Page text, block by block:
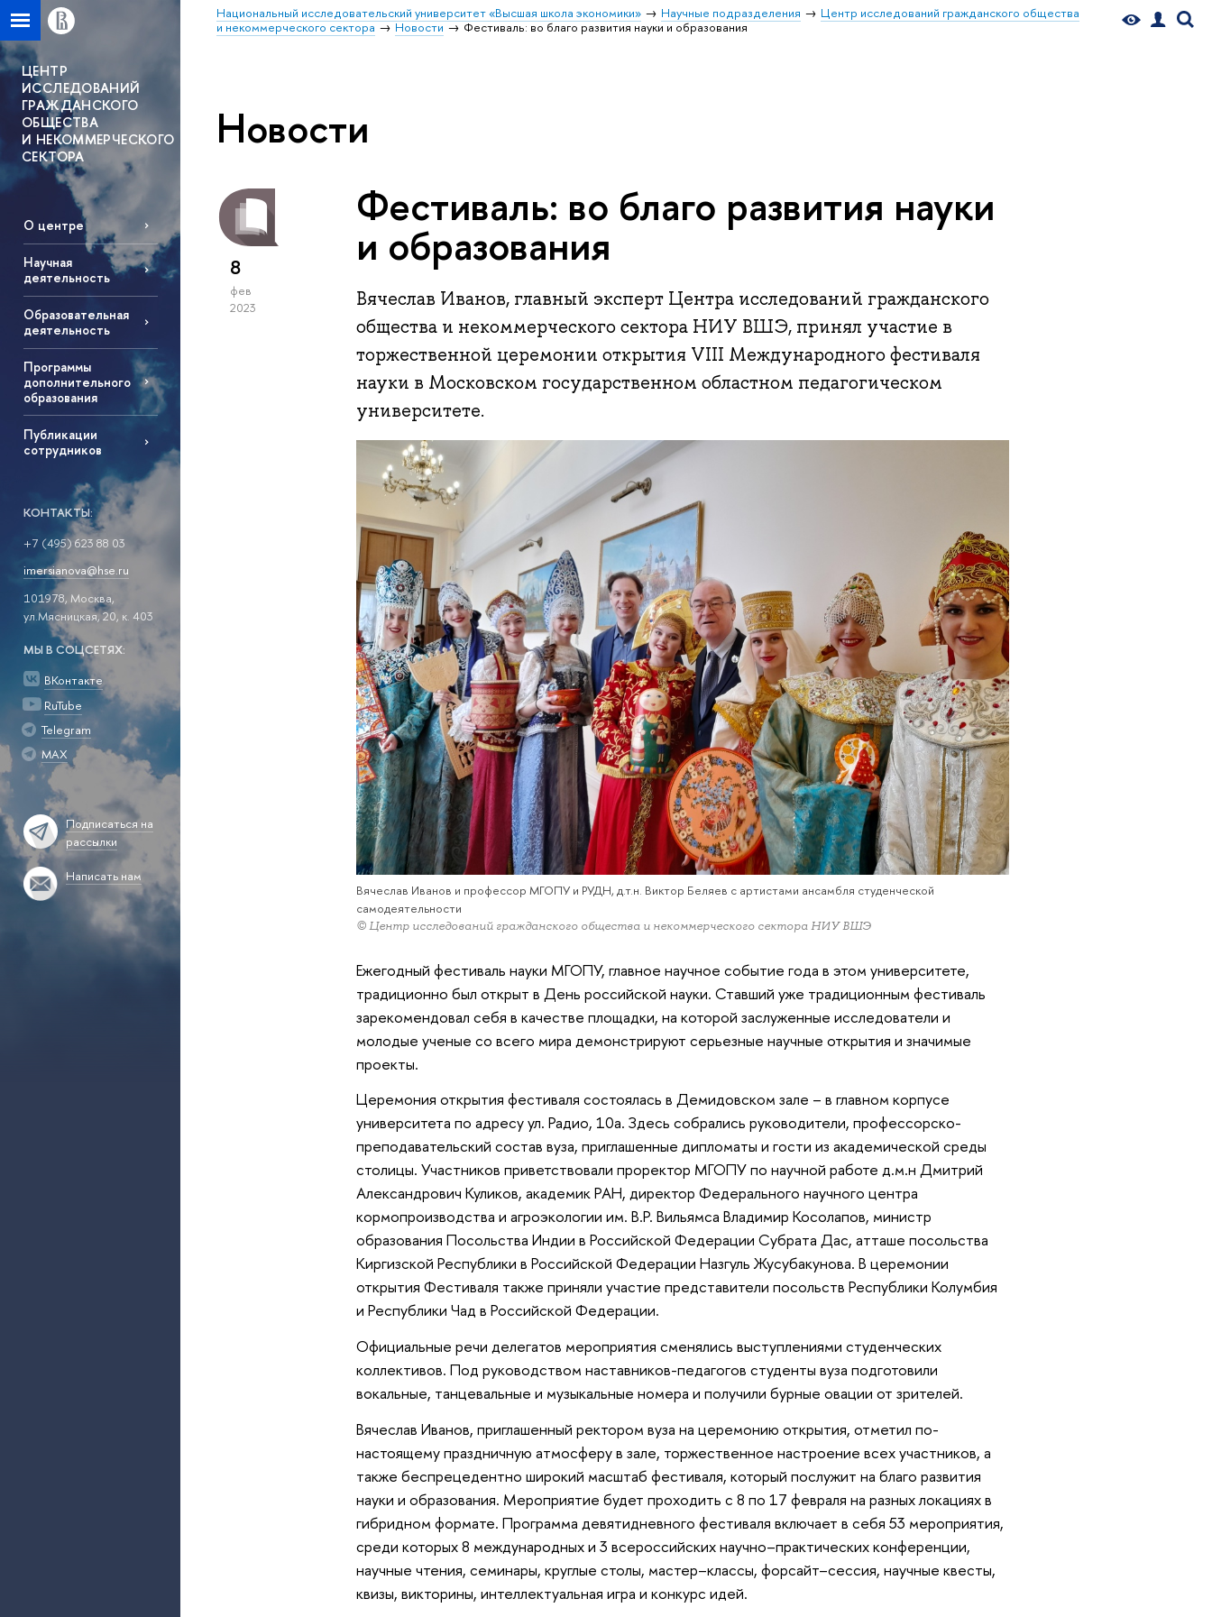
Национальный исследовательский университет «Высшая школа экономики» Научные подразделения
Центр исследований гражданского общества
и некоммерческого сектора
Новости Фестиваль: во благо развития науки и образования
ЦЕНТР
ИССЛЕДОВАНИЙ
ГРАЖДАНСКОГО
ОБЩЕСТВА
И НЕКОММЕРЧЕСКОГО
СЕКТОРА
О центре
Научная
деятельность
Образовательная
деятельность
Программы
дополнительного
образования
Публикации
сотрудников
КОНТАКТЫ:
+7 (495) 623 88 03
imersianova@hse.ru
101978, Москва,
ул.Мясницкая, 20, к. 403
МЫ В СОЦСЕТЯХ:
ВКонтакте
RuTube
Telegram
MAX
Подписаться на
рассылки
Написать нам
Новости
8
фев
2023
Фестиваль: во благо развития науки
и образования
Вячеслав Иванов, главный эксперт Центра исследований гражданского
общества и некоммерческого сектора НИУ ВШЭ, принял участие в
торжественной церемонии открытия VIII Международного фестиваля
науки в Московском государственном областном педагогическом
университете.
Вячеслав Иванов и профессор МГОПУ и РУДН, д.т.н. Виктор Беляев с артистами ансамбля студенческой
самодеятельности
© Центр исследований гражданского общества и некоммерческого сектора НИУ ВШЭ
Ежегодный фестиваль науки МГОПУ, главное научное событие года в этом университете,
традиционно был открыт в День российской науки. Ставший уже традиционным фестиваль
зарекомендовал себя в качестве площадки, на которой заслуженные исследователи и
молодые ученые со всего мира демонстрируют серьезные научные открытия и значимые
проекты.
Церемония открытия фестиваля состоялась в Демидовском зале – в главном корпусе
университета по адресу ул. Радио, 10а. Здесь собрались руководители, профессорско-
преподавательский состав вуза, приглашенные дипломаты и гости из академической среды
столицы. Участников приветствовали проректор МГОПУ по научной работе д.м.н Дмитрий
Александрович Куликов, академик РАН, директор Федерального научного центра
кормопроизводства и агроэкологии им. В.Р. Вильямса Владимир Косолапов, министр
образования Посольства Индии в Российской Федерации Субрата Дас, атташе посольства
Киргизской Республики в Российской Федерации Назгуль Жусубакунова. В церемонии
открытия Фестиваля также приняли участие представители посольств Республики Колумбия
и Республики Чад в Российской Федерации.
Официальные речи делегатов мероприятия сменялись выступлениями студенческих
коллективов. Под руководством наставников-педагогов студенты вуза подготовили
вокальные, танцевальные и музыкальные номера и получили бурные овации от зрителей.
Вячеслав Иванов, приглашенный ректором вуза на церемонию открытия, отметил по-
настоящему праздничную атмосферу в зале, торжественное настроение всех участников, а
также беспрецедентно широкий масштаб фестиваля, который послужит на благо развития
науки и образования. Мероприятие будет проходить с 8 по 17 февраля на разных локациях в
гибридном формате. Программа девятидневного фестиваля включает в себя 53 мероприятия,
среди которых 8 международных и 3 всероссийских научно–практических конференции,
научные чтения, семинары, круглые столы, мастер–классы, форсайт–сессия, научные квесты,
квизы, викторины, интеллектуальная игра и конкурс идей.